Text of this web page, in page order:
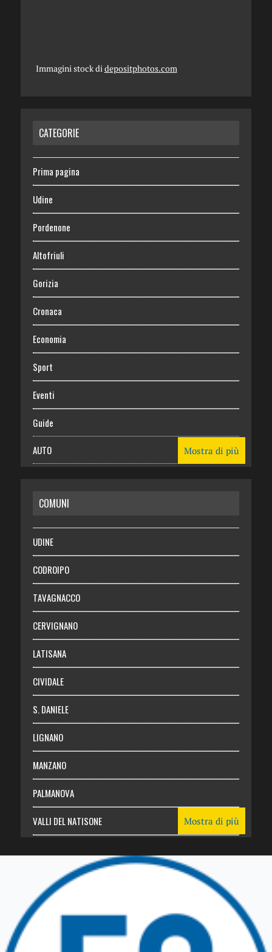
Immagini stock di depositphotos.com
CATEGORIE
Prima pagina
Udine
Pordenone
Altofriuli
Gorizia
Cronaca
Economia
Sport
Eventi
Guide
AUTO
RISPARMIO
SALUTE
Necrologie
Chi siamo
Abbonati
Login
Mostra di più
COMUNI
UDINE
CODROIPO
TAVAGNACCO
CERVIGNANO
LATISANA
CIVIDALE
S. DANIELE
LIGNANO
MANZANO
PALMANOVA
VALLI DEL NATISONE
TRICESIMO
TARCENTO
GEMONA DEL FRIULI
Mostra di più